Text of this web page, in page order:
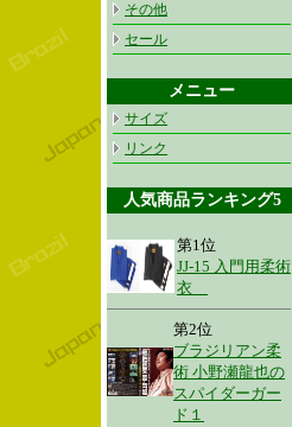
その他
セール
メニュー
サイズ
リンク
人気商品ランキング5
第1位
JJ-15 入門用柔術
衣
第2位
ブラジリアン柔
術 小野瀬龍也の
スパイダーガー
ド１